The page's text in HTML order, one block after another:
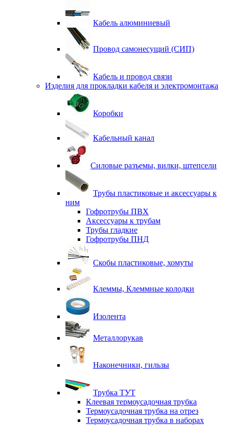
Кабель алюминиевый
Провод самонесущий (СИП)
Кабель и провод связи
Изделия для прокладки кабеля и электромонтажа
Коробки
Кабельный канал
Силовые разъемы, вилки, штепсели
Трубы пластиковые и аксессуары к
ним
Гофротрубы ПВХ
Аксессуары к трубам
Трубы гладкие
Гофротрубы ПНД
Скобы пластиковые, хомуты
Клеммы, Клеммные колодки
Изолента
Металлорукав
Наконечники, гильзы
Трубка ТУТ
Клеевая термоусадочная трубка
Термоусадочная трубка на отрез
Термоусадочная трубка в наборах